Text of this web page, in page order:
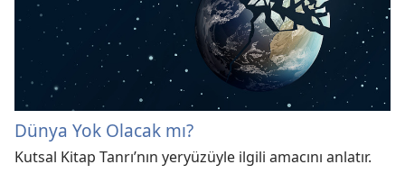
Dünya Yok Olacak mı?
Kutsal Kitap Tanrı’nın yeryüzüyle ilgili amacını anlatır.